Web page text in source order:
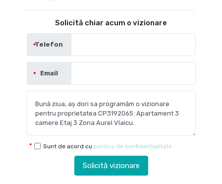
Solicită chiar acum o vizionare
Telefon
Email
Sunt de acord cu politica de confidențialitate
Solicită vizionare